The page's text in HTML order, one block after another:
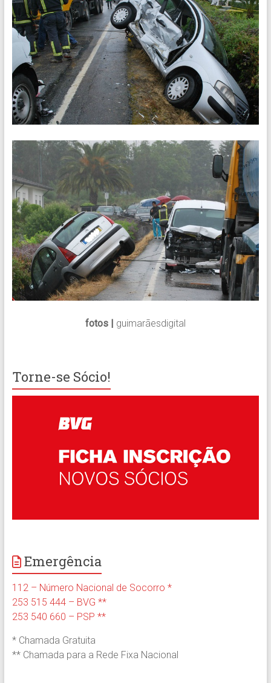
fotos | guimarãesdigital
Torne-se Sócio!
Emergência
112 – Número Nacional de Socorro *
253 515 444 – BVG **
253 540 660 – PSP **
* Chamada Gratuita
** Chamada para a Rede Fixa Nacional